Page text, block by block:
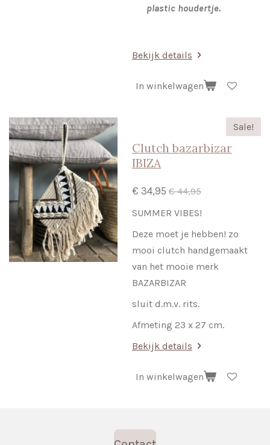
plastic houdertje.
Bekijk details
In winkelwagen
Sale!
Clutch bazarbizar
IBIZA
€ 34,95 € 44,95
SUMMER VIBES!
Deze moet je hebben! zo
mooi clutch handgemaakt
van het mooie merk
BAZARBIZAR
sluit d.m.v. rits.
Afmeting 23 x 27 cm.
Bekijk details
In winkelwagen